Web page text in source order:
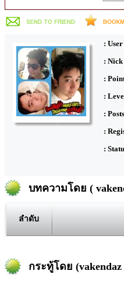
: User
: Nick
:
:
: Posts
:
:
บทความโดย (
ลำดับ
กระทู้โดย (vakendaz